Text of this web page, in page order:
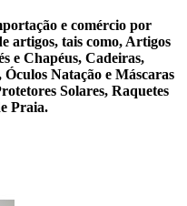
e comércio por
artigos, tais como, Artigos
e Chapéus, Cadeiras,
Natação e Máscaras
Solares, Raquetes
Praia.